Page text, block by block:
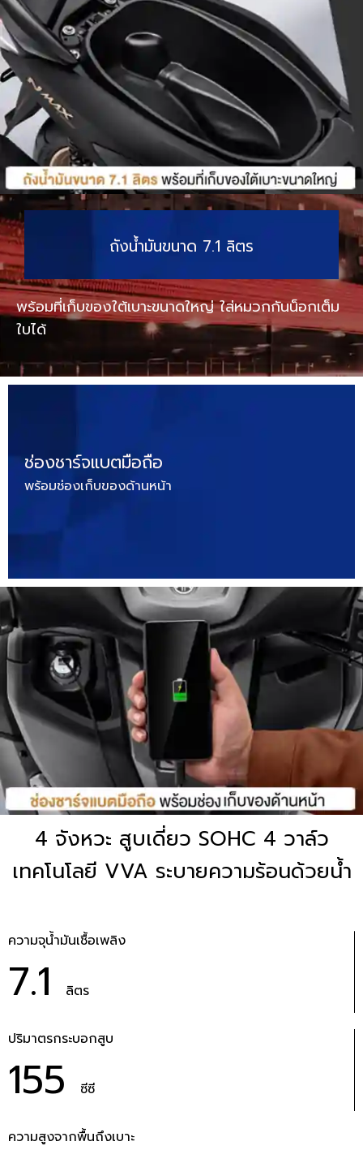
ถังน้ำมันขนาด 7.1 ลิตร
พร้อมที่เก็บของใต้เบาะขนาดใหญ่ ใส่หมวกกันน็อกเต็ม
ใบได้
ช่องชาร์จแบตมือถือ
พร้อมช่องเก็บของด้านหน้า
4 จังหวะ สูบเดี่ยว SOHC 4 วาล์ว
เทคโนโลยี VVA ระบายความร้อนด้วยน้ำ
ความจุน้ำมันเชื้อเพลิง
7.1 ลิตร
ปริมาตรกระบอกสูบ
155 ซีซี
ความสูงจากพื้นถึงเบาะ